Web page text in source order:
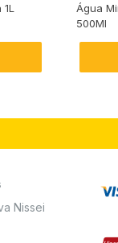
Água
500Ml
Nissei